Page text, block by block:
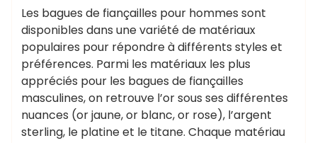
Les bagues de fiançailles pour hommes sont
disponibles dans une variété de matériaux
populaires pour répondre à différents styles et
préférences. Parmi les matériaux les plus
appréciés pour les bagues de fiançailles
masculines, on retrouve l’or sous ses différentes
nuances (or jaune, or blanc, or rose), l’argent
sterling, le platine et le titane. Chaque matériau